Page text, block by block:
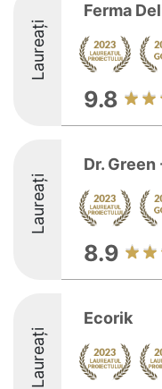
Laureați
Ferma
9.8
Laureați
Dr.
8.9
Laureați
Ecorik